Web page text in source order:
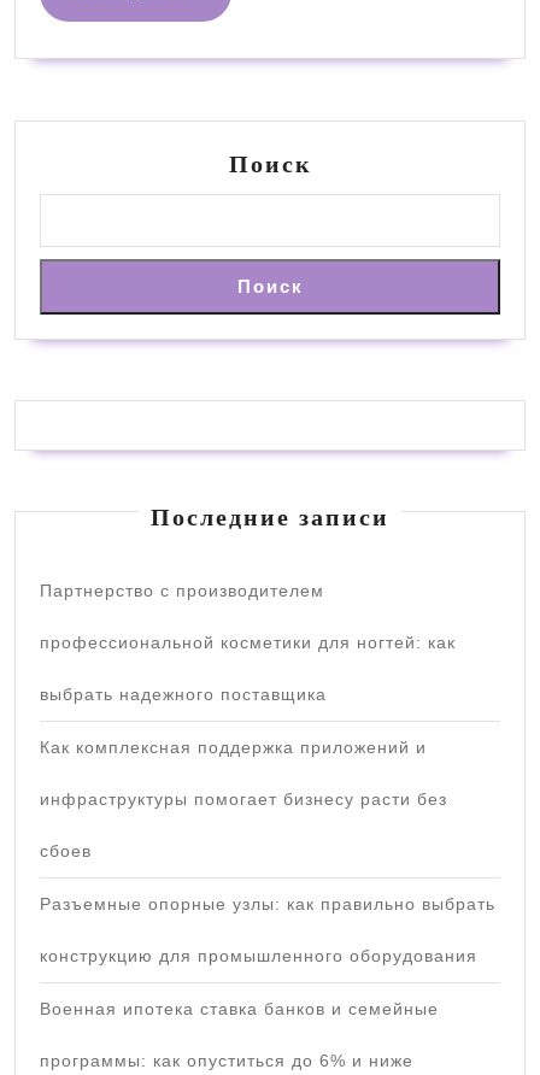
ДАЛЕЕ
Поиск
Поиск
Последние записи
Партнерство с производителем
профессиональной косметики для ногтей: как
выбрать надежного поставщика
Как комплексная поддержка приложений и
инфраструктуры помогает бизнесу расти без
сбоев
Разъемные опорные узлы: как правильно выбрать
конструкцию для промышленного оборудования
Военная ипотека ставка банков и семейные
программы: как опуститься до 6% и ниже